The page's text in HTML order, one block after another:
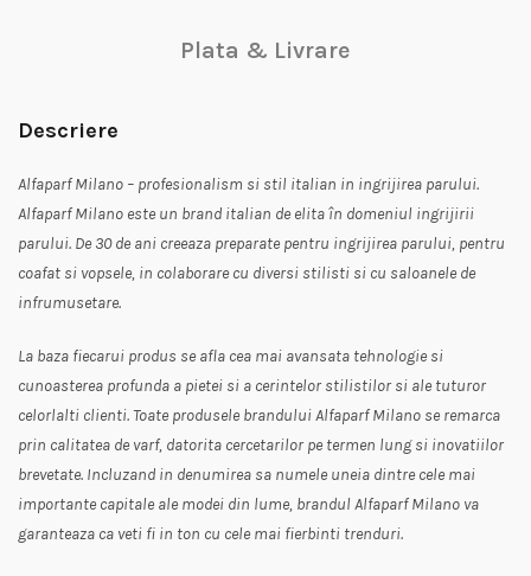
Plata & Livrare
Descriere
Alfaparf Milano – profesionalism si stil italian in ingrijirea parului.
Alfaparf Milano este un brand italian de elita în domeniul ingrijirii
parului. De 30 de ani creeaza preparate pentru ingrijirea parului, pentru
coafat si vopsele, in colaborare cu diversi stilisti si cu saloanele de
infrumusetare.
La baza fiecarui produs se afla cea mai avansata tehnologie si
cunoasterea profunda a pietei si a cerintelor stilistilor si ale tuturor
celorlalti clienti. Toate produsele brandului Alfaparf Milano se remarca
prin calitatea de varf, datorita cercetarilor pe termen lung si inovatiilor
brevetate. Incluzand in denumirea sa numele uneia dintre cele mai
importante capitale ale modei din lume, brandul Alfaparf Milano va
garanteaza ca veti fi in ton cu cele mai fierbinti trenduri.